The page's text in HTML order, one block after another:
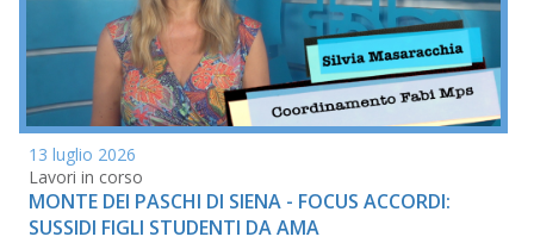
13 luglio 2026
Lavori in corso
MONTE DEI PASCHI DI SIENA - FOCUS ACCORDI:
SUSSIDI FIGLI STUDENTI DA AMA